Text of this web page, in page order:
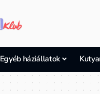
Egyéb háziállatok